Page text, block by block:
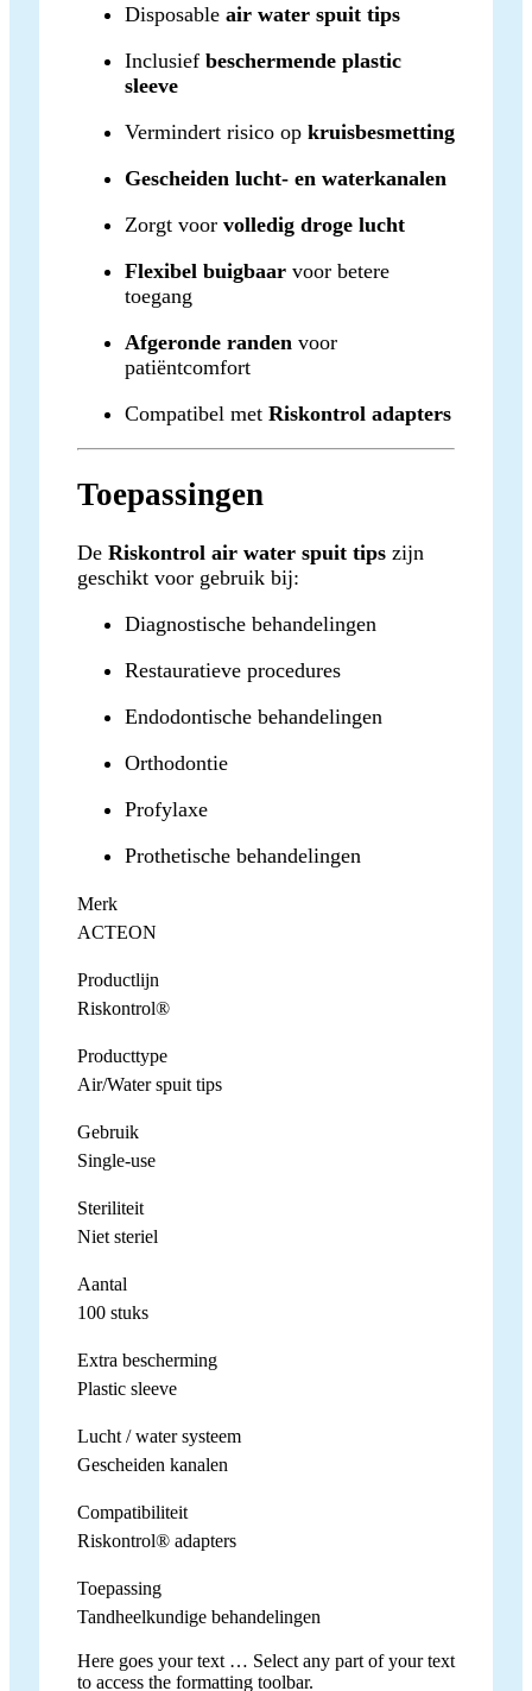
Disposable air water spuit tips
Inclusief beschermende plastic
sleeve
Vermindert risico op kruisbesmetting
Gescheiden lucht- en waterkanalen
Zorgt voor volledig droge lucht
Flexibel buigbaar voor betere
toegang
Afgeronde randen voor
patiëntcomfort
Compatibel met Riskontrol adapters
Toepassingen
De Riskontrol air water spuit tips zijn
geschikt voor gebruik bij:
Diagnostische behandelingen
Restauratieve procedures
Endodontische behandelingen
Orthodontie
Profylaxe
Prothetische behandelingen
Merk
ACTEON
Productlijn
Riskontrol®
Producttype
Air/Water spuit tips
Gebruik
Single-use
Steriliteit
Niet steriel
Aantal
100 stuks
Extra bescherming
Plastic sleeve
Lucht / water systeem
Gescheiden kanalen
Compatibiliteit
Riskontrol® adapters
Toepassing
Tandheelkundige behandelingen
Here goes your text … Select any part of your text
to access the formatting toolbar.